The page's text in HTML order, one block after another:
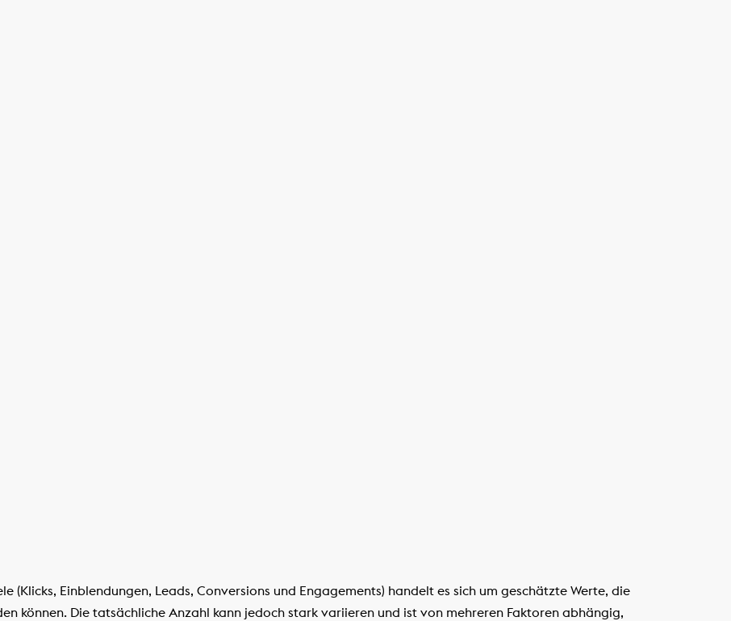
(Klicks, Einblendungen, Leads, Conversions und Engagements) handelt es sich um geschätzte Werte, die
können. Die tatsächliche Anzahl kann jedoch stark variieren und ist von mehreren Faktoren abhängig,